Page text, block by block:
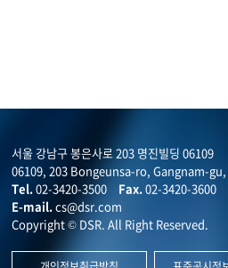
서울 강남구 봉은사로 203 명진빌딩 06109
06109, 203 Bongeunsa-ro, Gangnam-
Tel.02-3420-3500 Fax.02-3420-3600
E-mail.cs@dsr.com
Copyright © DSR. All Right Reserved.